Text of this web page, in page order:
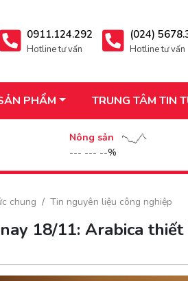
0911.124.292
Hotline tư vấn
(024)
Hotline tư vấn
PHẨM TRUNG TÂM TIN
Nông sản
--- --- --%
chung Tin nguyên liệu công nghiệp
18/11: Arabica